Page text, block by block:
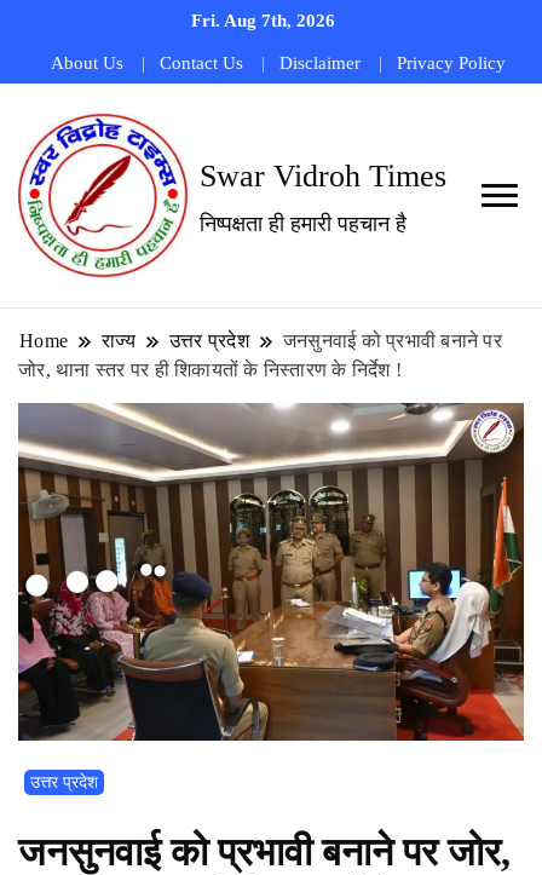
Fri. Aug 7th, 2026
About Us Contact Us Disclaimer Privacy Policy
Swar Vidroh Times
निष्पक्षता ही हमारी पहचान है
Home राज्य उत्तर प्रदेश
जनसुनवाई को प्रभावी बनाने पर
जोर, थाना स्तर पर ही शिकायतों के निस्तारण के निर्देश !
उत्तर प्रदेश
जनसुनवाई को प्रभावी बनाने पर जोर,